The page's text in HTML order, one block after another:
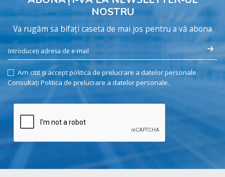
NOSTRU
Va rugăm sa bifați caseta de mai jos pentru a vă abona
Am citit și accept politica de prelucrare a datelor personale.
Consultați Politica de prelucrare a datelor personale.